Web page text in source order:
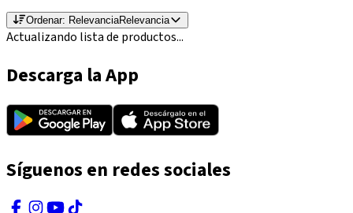
Ordenar: RelevanciaRelevancia
Actualizando lista de productos...
Descarga la App
Síguenos en redes sociales